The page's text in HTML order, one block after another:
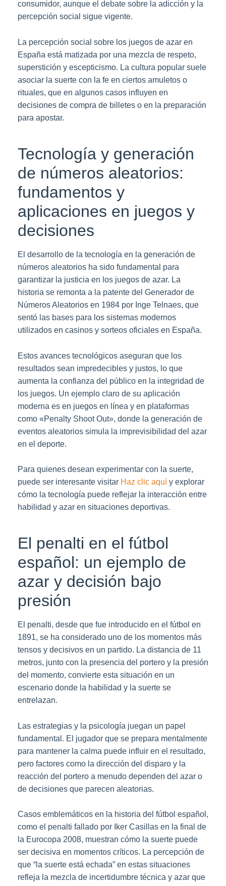
consumidor, aunque el debate sobre la adicción y la
percepción social sigue vigente.
La percepción social sobre los juegos de azar en
España está matizada por una mezcla de respeto,
superstición y escepticismo. La cultura popular suele
asociar la suerte con la fe en ciertos amuletos o
rituales, que en algunos casos influyen en
decisiones de compra de billetes o en la preparación
para apostar.
Tecnología y generación
de números aleatorios:
fundamentos y
aplicaciones en juegos y
decisiones
El desarrollo de la tecnología en la generación de
números aleatorios ha sido fundamental para
garantizar la justicia en los juegos de azar. La
historia se remonta a la patente del Generador de
Números Aleatorios en 1984 por Inge Telnaes, que
sentó las bases para los sistemas modernos
utilizados en casinos y sorteos oficiales en España.
Estos avances tecnológicos aseguran que los
resultados sean impredecibles y justos, lo que
aumenta la confianza del público en la integridad de
los juegos. Un ejemplo claro de su aplicación
moderna es en juegos en línea y en plataformas
como «Penalty Shoot Out», donde la generación de
eventos aleatorios simula la imprevisibilidad del azar
en el deporte.
Para quienes desean experimentar con la suerte,
puede ser interesante visitar Haz clic aquí y explorar
cómo la tecnología puede reflejar la interacción entre
habilidad y azar en situaciones deportivas.
El penalti en el fútbol
español: un ejemplo de
azar y decisión bajo
presión
El penalti, desde que fue introducido en el fútbol en
1891, se ha considerado uno de los momentos más
tensos y decisivos en un partido. La distancia de 11
metros, junto con la presencia del portero y la presión
del momento, convierte esta situación en un
escenario donde la habilidad y la suerte se
entrelazan.
Las estrategias y la psicología juegan un papel
fundamental. El jugador que se prepara mentalmente
para mantener la calma puede influir en el resultado,
pero factores como la dirección del disparo y la
reacción del portero a menudo dependen del azar o
de decisiones que parecen aleatorias.
Casos emblemáticos en la historia del fútbol español,
como el penalti fallado por Iker Casillas en la final de
la Eurocopa 2008, muestran cómo la suerte puede
ser decisiva en momentos críticos. La percepción de
que “la suerte está echada” en estas situaciones
refleja la mezcla de incertidumbre técnica y azar que